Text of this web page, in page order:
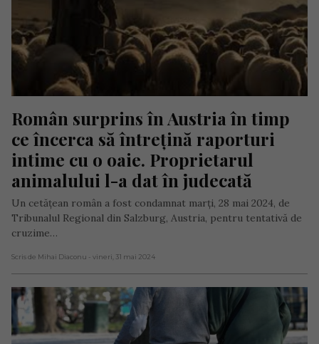
Român surprins în Austria în timp
ce încerca să întrețină raporturi
intime cu o oaie. Proprietarul
animalului l-a dat în judecată
Un cetățean român a fost condamnat marți, 28 mai 2024, de
Tribunalul Regional din Salzburg, Austria, pentru tentativă de
cruzime…
Scris de Mihai Diaconu - vineri, 31 mai 2024